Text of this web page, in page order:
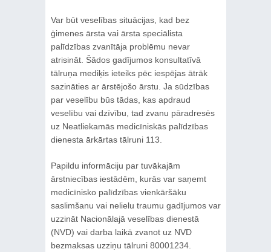
Var būt veselības situācijas, kad bez
ģimenes ārsta vai ārsta speciālista
palīdzības zvanītāja problēmu nevar
atrisināt. Šādos gadījumos konsultatīvā
tālruņa mediķis ieteiks pēc iespējas ātrāk
sazināties ar ārstējošo ārstu. Ja sūdzības
par veselību būs tādas, kas apdraud
veselību vai dzīvību, tad zvanu pāradresēs
uz Neatliekamās medicīniskās palīdzības
dienesta ārkārtas tālruni 113.
Papildu informāciju par tuvākajām
ārstniecības iestādēm, kurās var saņemt
medicīnisko palīdzības vienkāršāku
saslimšanu vai nelielu traumu gadījumos var
uzzināt Nacionālajā veselības dienestā
(NVD) vai darba laikā zvanot uz NVD
bezmaksas uzziņu tālruni 80001234.